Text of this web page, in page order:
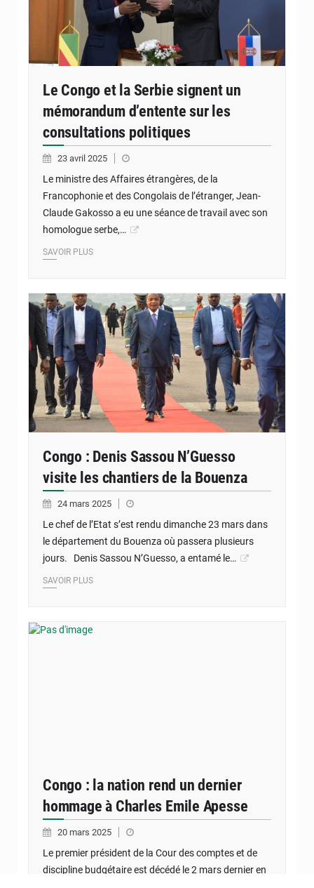
Le Congo et la Serbie signent un
mémorandum d’entente sur les
consultations politiques
23 avril 2025
Le ministre des Affaires étrangères, de la
Francophonie et des Congolais de l’étranger, Jean-
Claude Gakosso a eu une séance de travail avec son
homologue serbe,…
SAVOIR PLUS
Congo : Denis Sassou N’Guesso
visite les chantiers de la Bouenza
24 mars 2025
Le chef de l’Etat s’est rendu dimanche 23 mars dans
le département du Bouenza où passera plusieurs
jours. Denis Sassou N’Guesso, a entamé le…
SAVOIR PLUS
Congo : la nation rend un dernier
hommage à Charles Emile Apesse
20 mars 2025
Le premier président de la Cour des comptes et de
discipline budgétaire est décédé le 2 mars dernier en